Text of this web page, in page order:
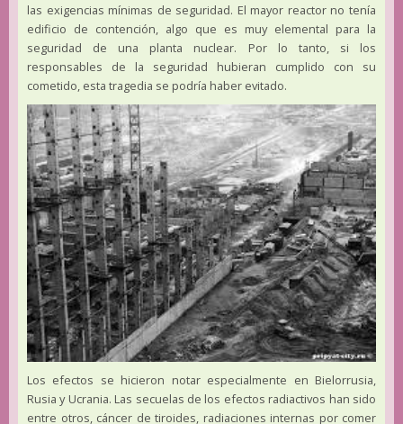
las exigencias mínimas de seguridad. El mayor reactor no tenía
edificio de contención, algo que es muy elemental para la
seguridad de una planta nuclear. Por lo tanto, si los
responsables de la seguridad hubieran cumplido con su
cometido, esta tragedia se podría haber evitado.
Los efectos se hicieron notar especialmente en Bielorrusia,
Rusia y Ucrania. Las secuelas de los efectos radiactivos han sido
entre otros, cáncer de tiroides, radiaciones internas por comer